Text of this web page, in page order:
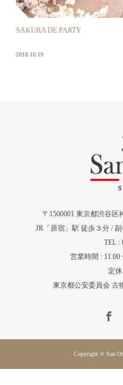
SAKURA DE PARTY
2018.10.19
〒1500001 東京都渋谷区
JR「原宿」駅 徒歩３分 /
TEL :
営業時間 : 11:00
定
東京都公安委員会 古
Copyright © San